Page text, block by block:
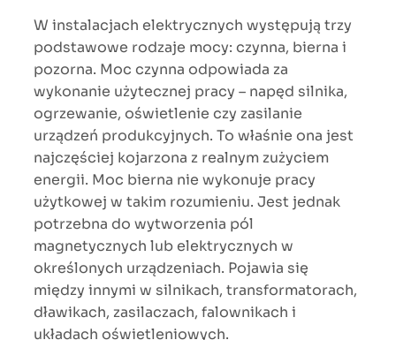
W instalacjach elektrycznych występują trzy
podstawowe rodzaje mocy: czynna, bierna i
pozorna. Moc czynna odpowiada za
wykonanie użytecznej pracy – napęd silnika,
ogrzewanie, oświetlenie czy zasilanie
urządzeń produkcyjnych. To właśnie ona jest
najczęściej kojarzona z realnym zużyciem
energii. Moc bierna nie wykonuje pracy
użytkowej w takim rozumieniu. Jest jednak
potrzebna do wytworzenia pól
magnetycznych lub elektrycznych w
określonych urządzeniach. Pojawia się
między innymi w silnikach, transformatorach,
dławikach, zasilaczach, falownikach i
układach oświetleniowych.